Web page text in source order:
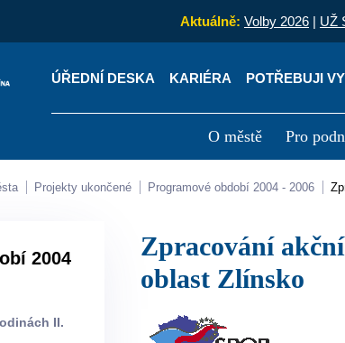
Aktuálně: Volby 2026 | UŽ
ÚŘEDNÍ DESKA KARIÉRA POTŘEBUJI
O městě Pro
Úřední deska
Projekty ukončené Programové období 2004 - 2006
2004
II.
Zpracování akčního plánu rozvoje cestovního ruchu pro turistickou
oblast Zlínsko